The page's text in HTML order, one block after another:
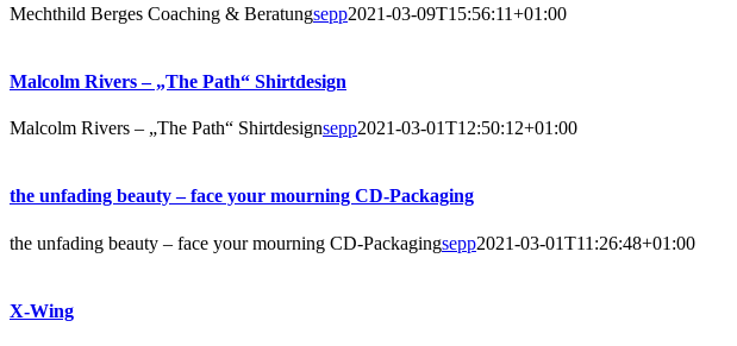
Mecht­hild Ber­ges Coa­ching & Beratungsepp2021-03-09T15:56:11+01:00
Mal­colm Rivers – „The Path“ Shirtdesign
Mal­colm Rivers – „The Path“ Shirtdesignsepp2021-03-01T12:50:12+01:00
the unfa­ding beau­ty – face your mour­ning CD-Packaging
the unfa­ding beau­ty – face your mour­ning CD-Packagingsepp2021-03-01T11:26:48+01:00
X‑Wing